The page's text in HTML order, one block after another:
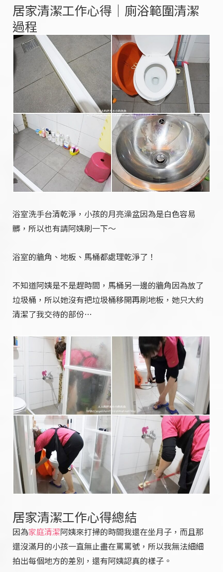
居家清潔工作心得｜廁浴範圍清潔
過程
浴室洗手台清乾淨，小孩的月亮澡盆因為是白色容易
髒，所以也有請阿姨刷一下～
浴室的牆角、地板、馬桶都處理乾淨了！
不知道阿姨是不是趕時間，馬桶另一邊的牆角因為放了
垃圾桶，所以她沒有把垃圾桶移開再刷地板，她只大約
清潔了我交待的部份…
居家清潔工作心得總結
因為家庭清潔阿姨來打掃的時間我還在坐月子，而且那
還沒滿月的小孩一直無止盡在罵罵號，所以我無法細細
拍出每個地方的差別，還有阿姨認真的樣子。